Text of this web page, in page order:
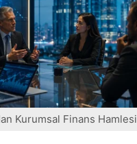
Kurumsal Finans Hamlesi